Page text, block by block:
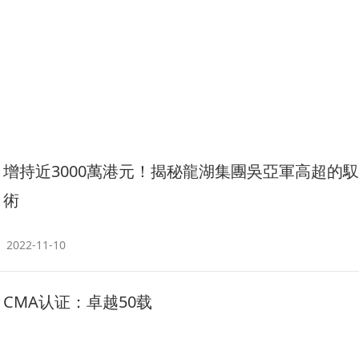
增持近3000萬港元！揭秘龍湖集團吳亞軍高超的
術
2022-11-10
CMA认证：卓越50载